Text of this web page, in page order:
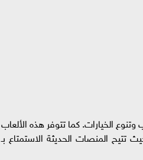
الخيارات. كما تتوفر هذه الألعاب
المنصات الحديثة الاستمتاع بـ